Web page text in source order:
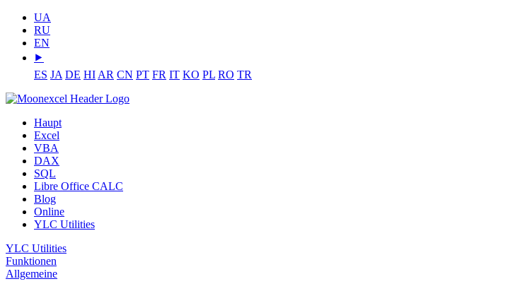
UA
RU
EN
⯈
ES JA DE HI AR CN PT FR IT KO PL RO TR
Haupt
Excel
VBA
DAX
SQL
Libre Office CALC
Blog
Online
YLC Utilities
YLC Utilities
Funktionen
Allgemeine